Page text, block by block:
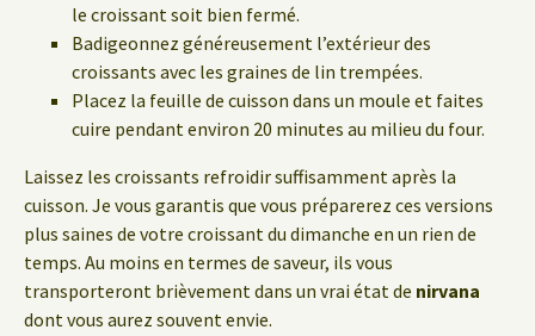
le croissant soit bien fermé.
Badigeonnez généreusement l’extérieur des
croissants avec les graines de lin trempées.
Placez la feuille de cuisson dans un moule et faites
cuire pendant environ 20 minutes au milieu du four.
Laissez les croissants refroidir suffisamment après la
cuisson. Je vous garantis que vous préparerez ces versions
plus saines de votre croissant du dimanche en un rien de
temps. Au moins en termes de saveur, ils vous
transporteront brièvement dans un vrai état de nirvana
dont vous aurez souvent envie.